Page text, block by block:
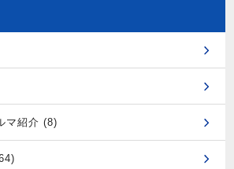
マ紹介 (8)